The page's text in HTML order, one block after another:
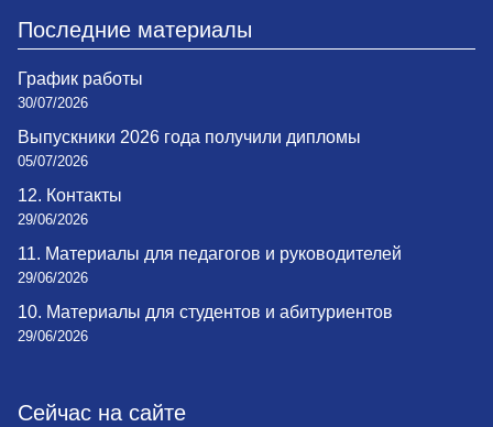
Последние материалы
График работы
30/07/2026
Выпускники 2026 года получили дипломы
05/07/2026
12. Контакты
29/06/2026
11. Материалы для педагогов и руководителей
29/06/2026
10. Материалы для студентов и абитуриентов
29/06/2026
Сейчас на сайте